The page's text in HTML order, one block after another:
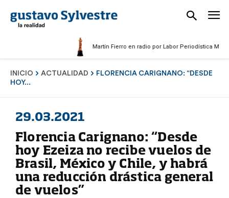
Martín Fierro en radio por Labor Periodística Masculina
INICIO ACTUALIDAD
FLORENCIA CARIGNANO: “DESDE
HOY...
29.03.2021
Florencia Carignano: “Desde
hoy Ezeiza no recibe vuelos de
Brasil, México y Chile, y habrá
una reducción drástica general
de vuelos”